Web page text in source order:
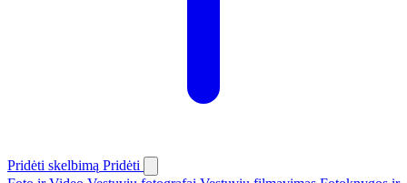
Pridėti skelbimą Pridėti